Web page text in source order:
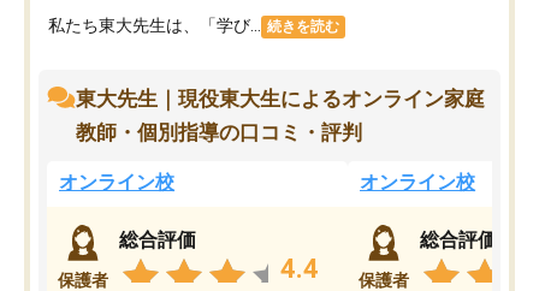
私たち東大先生は、「学び... 続きを読む
東大先生｜現役東大生によるオンライン家庭
教師・個別指導の口コミ・評判
オンライン校
保護者
総合評価
4.4
オンライン校
保護者
総合評価